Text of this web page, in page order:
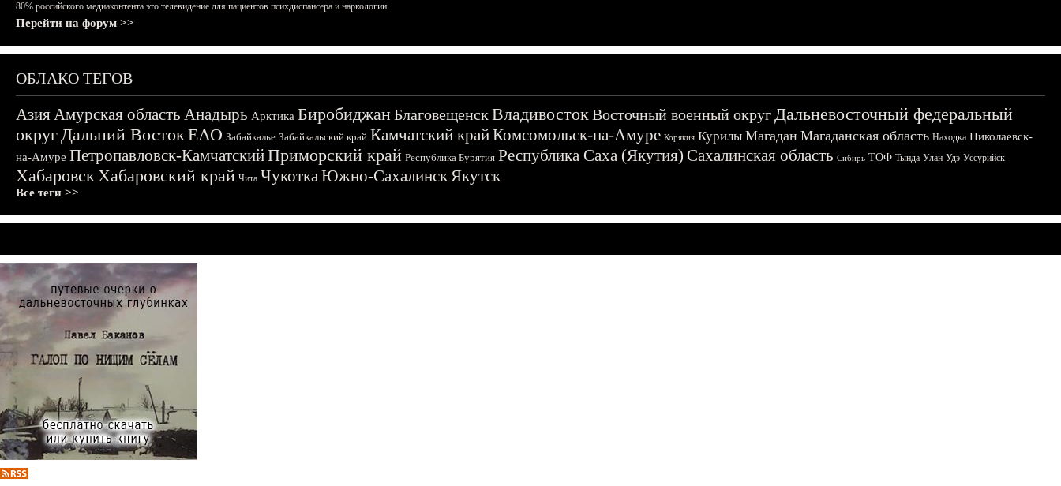
80% российского медиаконтента это телевидение для пациентов психдиспансера и наркологии.
Перейти на форум >>
ОБЛАКО ТЕГОВ
АзияАмурская область Анадырь Арктика БиробиджанБлаговещенскВладивостокВосточный военный округДальневосточный федеральный
округДальний ВостокЕАО Забайкалье Забайкальский край Камчатский крайКомсомольск-на-Амуре Корякия Курилы Магадан Магаданская область Находка Николаевск-
на-Амуре Петропавловск-КамчатскийПриморский край Республика Бурятия Республика Саха (Якутия) Сахалинская область Сибирь ТОФ Тында Улан-Удэ Уссурийск
ХабаровскХабаровский край Чита ЧукоткаЮжно-СахалинскЯкутск
Все теги >>